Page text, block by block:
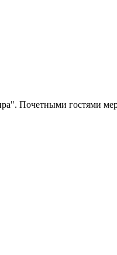
Почетными гостями